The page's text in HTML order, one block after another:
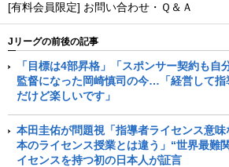
[有料会員限定] お問い合わせ・Ｑ＆Ａ
Jリーグの前後の記事
「目標は4部昇格」「スポンサー契約も自
監督になった岡崎慎司の今…「経営して指
だけど楽しいです」
本田圭佑が問題視「指導者ライセンス意味
本のライセンス授業とは違う」“世界最難
イセンスを持つ初の日本人が証言